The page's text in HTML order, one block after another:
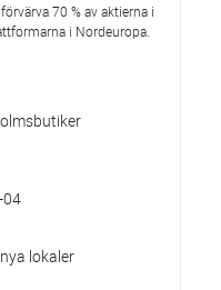
70 % av aktierna i
i Nordeuropa.
04
lokaler